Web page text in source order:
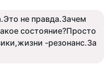
не правда.Зачем
состояние?Просто
-резонанс.За